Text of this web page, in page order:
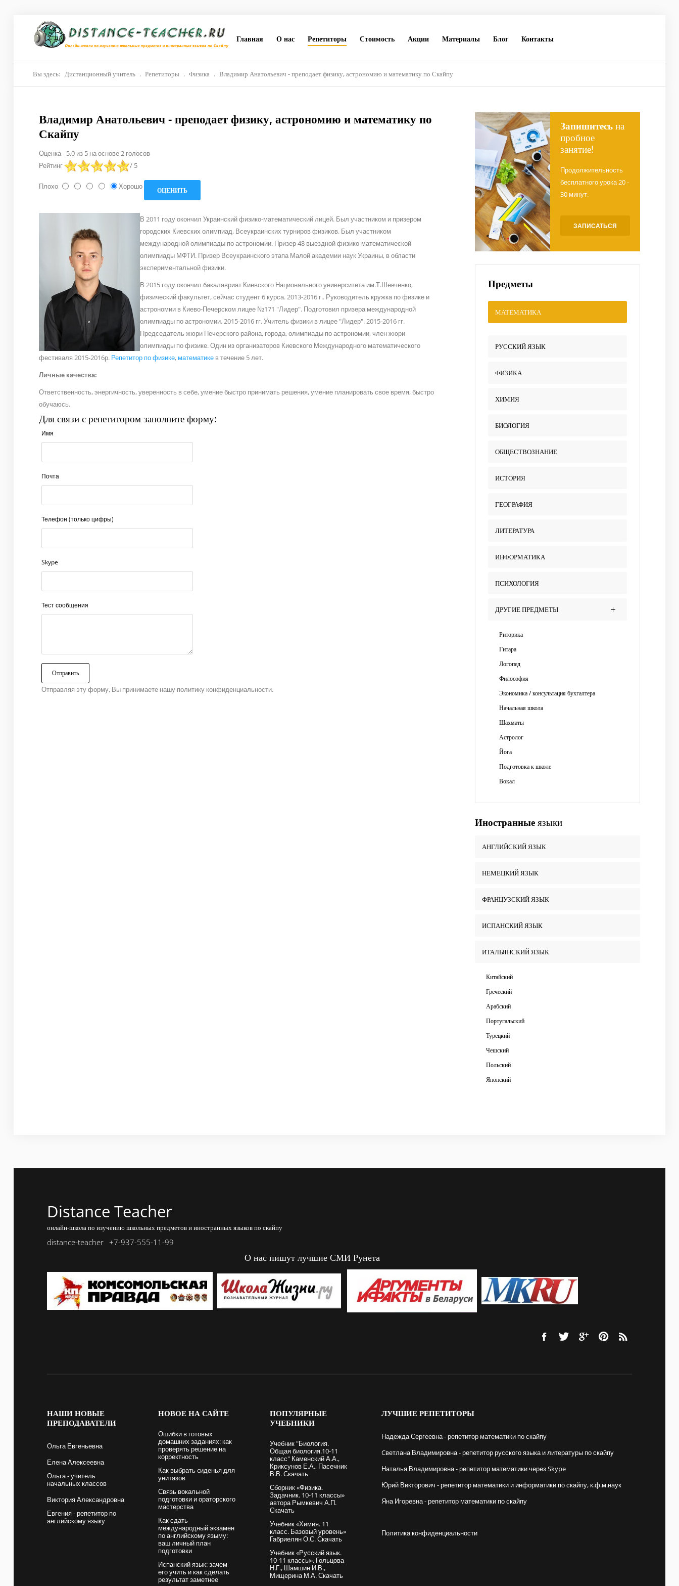
Главная
Репетиторы
Материалы
Контакты
Главная О нас Репетиторы Стоимость Акции Материалы Блог Контакты
Вы здесь: Дистанционный учитель . Репетиторы . Физика . Владимир Анатольевич - преподает физику, астрономию и математику по Скайпу
Владимир Анатольевич - преподает физику, астрономию и математику по
Скайпу
Оценка- 5.0из 5на основе2голосов
Рейтинг
/ 5
Плохо Хорошо
В 2011 году окончил Украинский физико-математический лицей. Был участником и призером
городских Киевских олимпиад, Всеукраинских турниров физиков. Был участником
международной олимпиады по астрономии. Призер 48 выездной физико-математической
олимпиады МФТИ. Призер Всеукраинского этапа Малой академии наук Украины, в области
экспериментальной физики.
В 2015 году окончил бакалавриат Киевского Национального университета им.Т.Шевченко,
физический факультет, сейчас студент 6 курса. 2013-2016 г.. Руководитель кружка по физике и
астрономии в Киево-Печерском лицее №171 "Лидер". Подготовил призера международной
олимпиады по астрономии. 2015-2016 гг. Учитель физики в лицее "Лидер". 2015-2016 гг.
Председатель жюри Печерского района, города, олимпиады по астрономии, член жюри
олимпиады по физике. Один из организаторов Киевского Международного математического
фестиваля 2015-2016р. Репетитор по физике, математикев течение 5 лет.
Личные качества:
Ответственность, энергичность, уверенность в себе, умение быстро принимать решения, умение планировать свое время, быстро
обучаюсь.
Для связи с репетитором заполните форму:
Имя
Почта
Телефон (только цифры)
Skype
Тест сообщения
Отправляя эту форму, Вы принимаете нашу политику конфиденциальности.
Запишитесьна
пробное
занятие!
Продолжительность
бесплатного урока 20 -
30 минут.
ЗАПИСАТЬСЯ
Предметы
МАТЕМАТИКА
РУССКИЙ ЯЗЫК
ФИЗИКА
ХИМИЯ
БИОЛОГИЯ
ОБЩЕСТВОЗНАНИЕ
ИСТОРИЯ
ГЕОГРАФИЯ
ЛИТЕРАТУРА
ИНФОРМАТИКА
ПСИХОЛОГИЯ
ДРУГИЕ ПРЕДМЕТЫ
Риторика
Гитара
Логопед
Философия
Экономика / консультация бухгалтера
Начальная школа
Шахматы
Астролог
Йога
Подготовка к школе
Вокал
Иностранныеязыки
АНГЛИЙСКИЙ ЯЗЫК
НЕМЕЦКИЙ ЯЗЫК
ФРАНЦУЗСКИЙ ЯЗЫК
ИСПАНСКИЙ ЯЗЫК
ИТАЛЬЯНСКИЙ ЯЗЫК
Китайский
Греческий
Арабский
Португальский
Турецкий
Чешский
Польский
Японский
Distance Teacher
онлайн-школа по изучению школьных предметов и иностранных языков по скайпу
distance-teacher +7-937-555-11-99
О нас пишут лучшие СМИ Рунета
НАШИНОВЫЕ
ПРЕПОДАВАТЕЛИ
Ольга Евгеньевна
Елена Алексеевна
Ольга - учитель
начальных классов
Виктория Александровна
Евгения - репетитор по
английскому языку
НОВОЕНА САЙТЕ
Ошибки в готовых
домашних заданиях: как
проверять решение на
корректность
Как выбрать cиденья для
унитазов
Связь вокальной
подготовки и ораторского
мастерства
Как сдать
международный экзамен
по английскому языму:
ваш личный план
подготовки
Испанский язык: зачем
его учить и как сделать
результат заметнее
ПОПУЛЯРНЫЕ
УЧЕБНИКИ
Учебник "Биология.
Общая биология.10-11
класс" Каменский А.А.,
Криксунов Е.А., Пасечник
В.В. Скачать
Сборник «Физика.
Задачник. 10-11 классы»
автора Рымкевич А.П.
Скачать
Учебник «Химия. 11
класс. Базовый уровень»
Габриелян О.С. Скачать
Учебник «Русский язык.
10-11 классы». Гольцова
Н.Г., Шамшин И.В.,
Мищерина М.А. Скачать
ЛУЧШИЕРЕПЕТИТОРЫ
Надежда Сергеевна - репетитор математики по скайпу
Cветлана Владимировна - репетитор русского языка и литературы по скайпу
Наталья Владимировна - репетитор математики через Skype
Юрий Викторович - репетитор математики и информатики по скайпу, к.ф.м.наук
Яна Игоревна - репетитор математики по скайпу
Политика конфиденциальности